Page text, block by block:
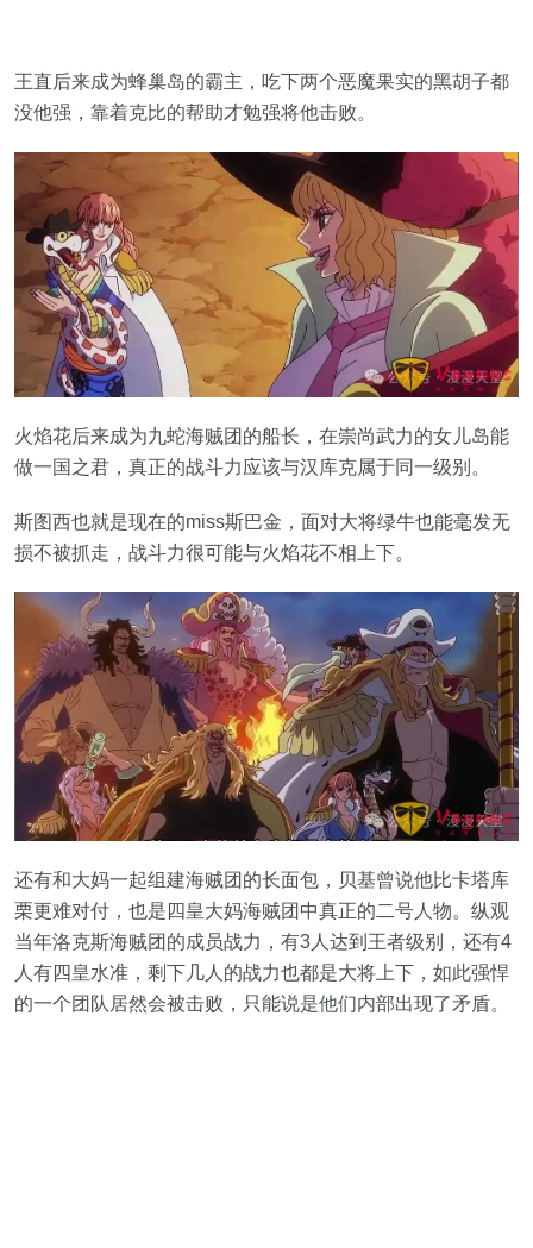
王直后来成为蜂巢岛的霸主，吃下两个恶魔果实的黑胡子都
没他强，靠着克比的帮助才勉强将他击败。
火焰花后来成为九蛇海贼团的船长，在崇尚武力的女儿岛能
做一国之君，真正的战斗力应该与汉库克属于同一级别。
斯图西也就是现在的miss斯巴金，面对大将绿牛也能毫发无
损不被抓走，战斗力很可能与火焰花不相上下。
还有和大妈一起组建海贼团的长面包，贝基曾说他比卡塔库
栗更难对付，也是四皇大妈海贼团中真正的二号人物。纵观
当年洛克斯海贼团的成员战力，有3人达到王者级别，还有4
人有四皇水准，剩下几人的战力也都是大将上下，如此强悍
的一个团队居然会被击败，只能说是他们内部出现了矛盾。